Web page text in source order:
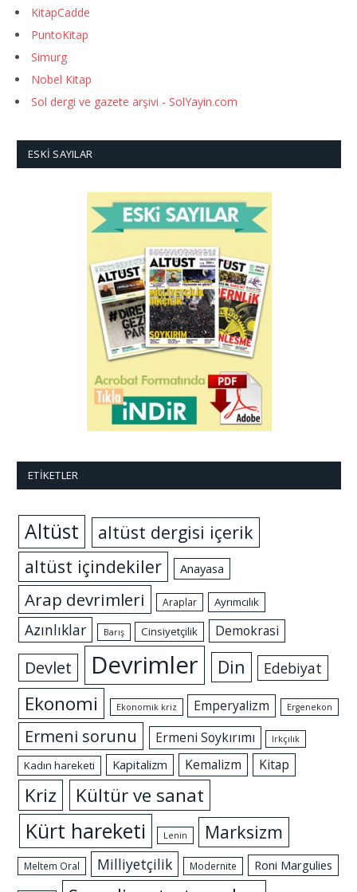
KitapCadde
PuntoKitap
Simurg
Nobel Kitap
Sol dergi ve gazete arşivi - SolYayin.com
ESKI SAYILAR
ETIKETLER
Altüst
altüst dergisi içerik
altüst içindekiler
Anayasa
Arap devrimleri Araplar Ayrımcılık
Azınlıklar Barış Cinsiyetçilik Demokrasi
Devlet Devrimler Din Edebiyat
Ekonomi Ekonomik kriz Emperyalizm Ergenekon
Ermeni sorunu Ermeni Soykırımı Irkçılık
Kadın hareketi Kapitalizm Kemalizm Kitap
Kriz Kültür ve sanat
Kürt hareketi Lenin Marksizm
Meltem Oral Milliyetçilik Modernite Roni Margulies